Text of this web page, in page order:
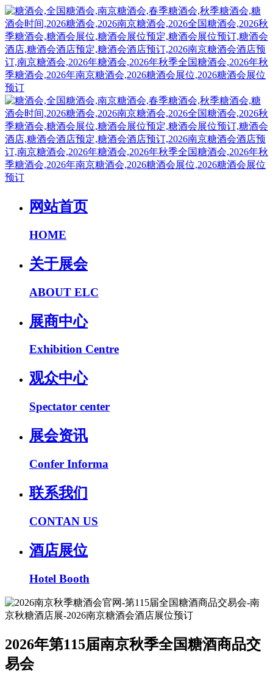
网站首页
HOME
关于展会
ABOUT ELC
展商中心
Exhibition Centre
观众中心
Spectator center
展会资讯
Confer Informa
联系我们
CONTAN US
酒店展位
Hotel Booth
2026年第115届南京秋季全国糖酒商品交
易会